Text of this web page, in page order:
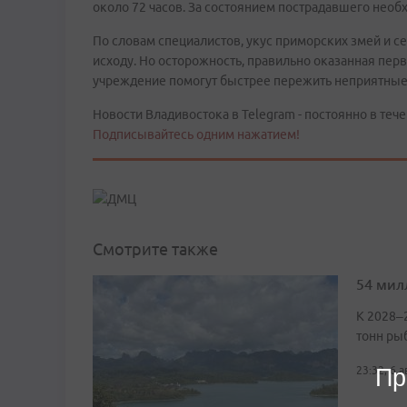
около 72 часов. За состоянием пострадавшего
По словам специалистов, укус приморских змей и
исходу. Но осторожность, правильно оказанная
учреждение помогут быстрее пережить
Новости Владивостока в Telegram - постоянно в
Подписывайтесь одним нажатием!
Смотрите также
54
К
тонн
23:32, 6